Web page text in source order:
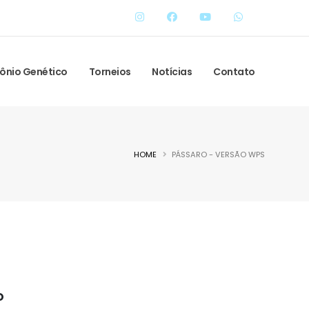
Genético Torneios Notícias Contato
HOME PÁSSARO - VERSÃO WPS